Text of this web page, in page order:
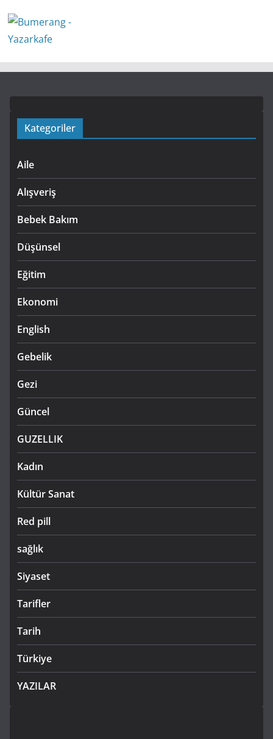
Kategoriler
Aile
Alışveriş
Bebek Bakım
Düşünsel
Eğitim
Ekonomi
English
Gebelik
Gezi
Güncel
GUZELLIK
Kadın
Kültür Sanat
Red pill
sağlık
Siyaset
Tarifler
Tarih
Türkiye
YAZILAR